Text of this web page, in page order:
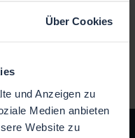
Über Cookies
und Anzeigen zu
Medien anbieten
Website zu